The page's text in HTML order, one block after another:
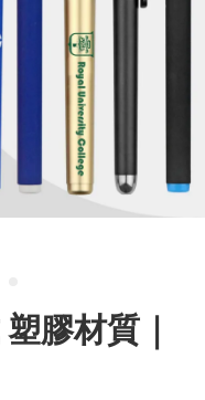
膠材質｜